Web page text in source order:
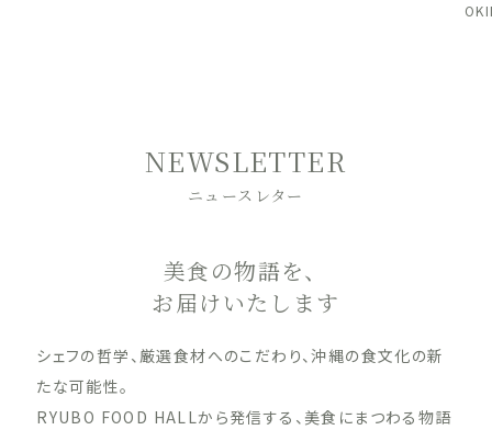
NEWSLETTER
ニュースレター
美食の物語を、
お届けいたします
シェフの哲学、厳選食材へのこだわり、沖縄の食文化の新
たな可能性。
RYUBO FOOD HALLから発信する、美食にまつわる物語